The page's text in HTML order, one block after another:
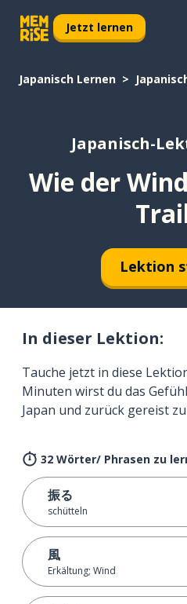
Jetzt lernen
Japanisch Lernen
Japanisch-
Wie der
Lektion
In dieser Lektion:
Tauche jetzt in diese
Minuten wirst du das
Japan und zurück gereist
32 Wörter/ Phrasen zu
振る
schütteln
風
Erkältung; Wind